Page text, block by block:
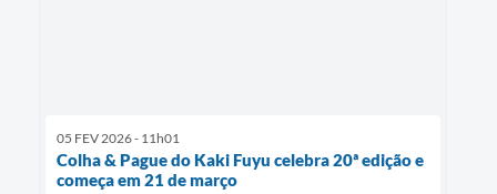
05 FEV 2026 - 11h01
Colha & Pague do Kaki Fuyu celebra 20ª edição e
começa em 21 de março